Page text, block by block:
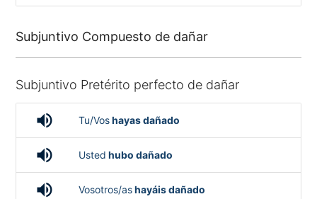
Subjuntivo Compuesto de dañar
Subjuntivo Pretérito perfecto de dañar
volume_up Tu/Voshayas dañado
volume_up Usted hubo dañado
volume_up Vosotros/ashayáis dañado